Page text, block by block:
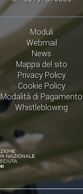
Moduli
Webmail
News
Mappa del sito
Privacy Policy
Cookie Policy
Modalità di Pagamento
Whistleblowing